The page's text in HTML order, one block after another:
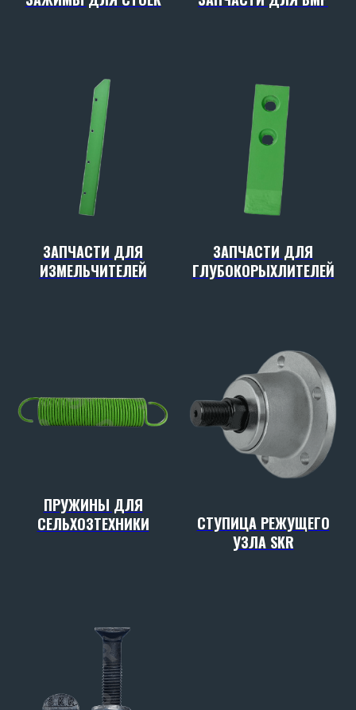
ЗАПЧАСТИ ДЛЯ
ИЗМЕЛЬЧИТЕЛЕЙ
ЗАПЧАСТИ ДЛЯ
ГЛУБОКОРЫХЛИТЕЛЕЙ
ПРУЖИНЫ ДЛЯ
СЕЛЬХОЗТЕХНИКИ
СТУПИЦА РЕЖУЩЕГО
УЗЛА SKR
ПРОИЗВОДСТВО
Адрес производства:
347706, Ростовская обл., Кагальницкий
данных в соответствии сполитикой